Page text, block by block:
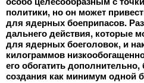
политики, но он может
для ядерных боеприпасов.
дальнего действия, которые
для ядерных боеголовок, и
килограммов
его обогатить
создания как минимум одной